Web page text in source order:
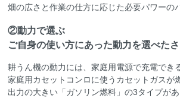
畑の広さと作業の仕方に応じた必要パワーの
②動力で選ぶ
ご自身の使い方にあった動力を選べたさ
耕うん機の動力には、家庭用電源で充電でき
家庭用カセットコンロに使うカセットガスが
出力の大きい「ガソリン燃料」の3タイプがあ